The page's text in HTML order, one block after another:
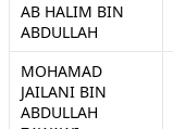
AB HALIM BIN
ABDULLAH
MOHAMAD
JAILANI BIN
ABDULLAH